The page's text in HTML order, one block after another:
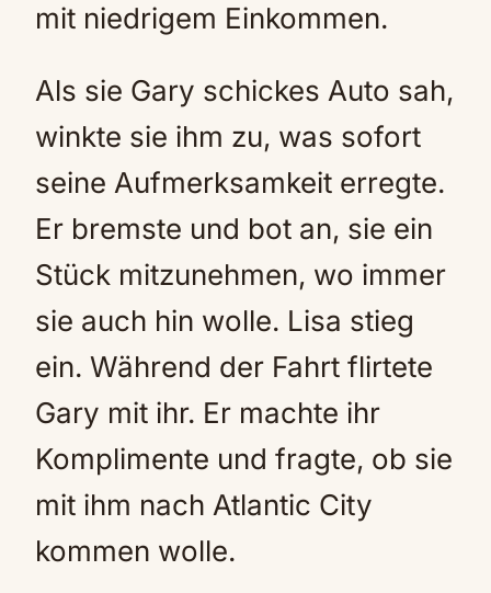
mit niedrigem Einkommen.
Als sie Gary schickes Auto sah,
winkte sie ihm zu, was sofort
seine Aufmerksamkeit erregte.
Er bremste und bot an, sie ein
Stück mitzunehmen, wo immer
sie auch hin wolle. Lisa stieg
ein. Während der Fahrt flirtete
Gary mit ihr. Er machte ihr
Komplimente und fragte, ob sie
mit ihm nach Atlantic City
kommen wolle.